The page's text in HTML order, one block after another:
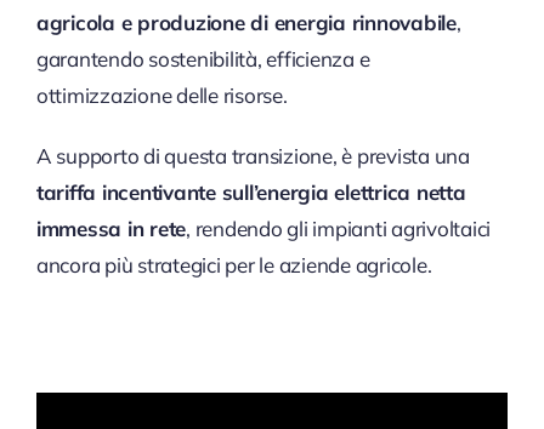
agricola e produzione di energia rinnovabile,
garantendo sostenibilità, efficienza e
ottimizzazione delle risorse.
A supporto di questa transizione, è prevista una
tariffa incentivante sull’energia elettrica netta
immessa in rete, rendendo gli impianti agrivoltaici
ancora più strategici per le aziende agricole.